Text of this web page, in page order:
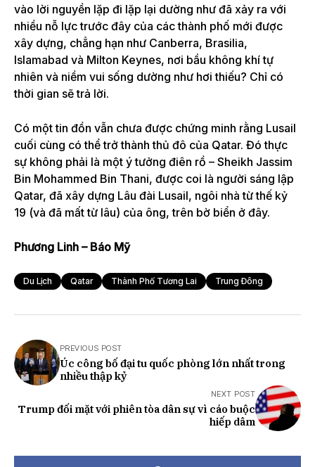
vào lời nguyền lặp đi lặp lại dường như đã xảy ra với
nhiều nỗ lực trước đây của các thành phố mới được
xây dựng, chẳng hạn như Canberra, Brasilia,
Islamabad và Milton Keynes, nơi bầu không khí tự
nhiên và niềm vui sống dường như hơi thiếu? Chỉ có
thời gian sẽ trả lời.
Có một tin đồn vẫn chưa được chứng minh rằng Lusail
cuối cùng có thể trở thành thủ đô của Qatar. Đó thực
sự không phải là một ý tưởng điên rồ – Sheikh Jassim
Bin Mohammed Bin Thani, được coi là người sáng lập
Qatar, đã xây dựng Lâu đài Lusail, ngôi nhà từ thế kỷ
19 (và đã mất từ ​​​​lâu) của ông, trên bờ biển ở đây.
Phương Linh – Báo Mỹ
Du Lịch Qatar Thành Phố Tương Lai Trung Đông
PREVIOUS POST
Úc công bố đại tu quốc phòng lớn nhất trong
nhiều thập kỷ
NEXT POST
Trump đối mặt với phiên tòa dân sự vì cáo buộc
hiếp dâm